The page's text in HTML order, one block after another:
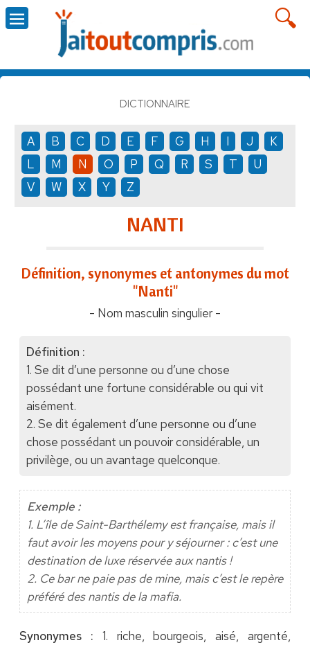
DICTIONNAIRE
A B C D E F G H I J
K
L
M N O P Q R S T
U
V
W X Y Z
NANTI
Définition, synonymes et antonymes du mot
"Nanti"
- Nom masculin singulier -
Définition :
1. Se dit d’une personne ou d’une chose
possédant une fortune considérable ou qui vit
aisément.
2. Se dit également d’une personne ou d’une
chose possédant un pouvoir considérable, un
privilège, ou un avantage quelconque.
Exemple :
1. L’île de Saint-Barthélemy est française, mais il
faut avoir les moyens pour y séjourner : c’est une
destination de luxe réservée aux nantis !
2. Ce bar ne paie pas de mine, mais c’est le repère
préféré des nantis de la mafia.
Synonymes : 1. riche, bourgeois, aisé, argenté,